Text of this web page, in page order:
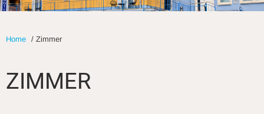
Home / Zimmer
ZIMMER